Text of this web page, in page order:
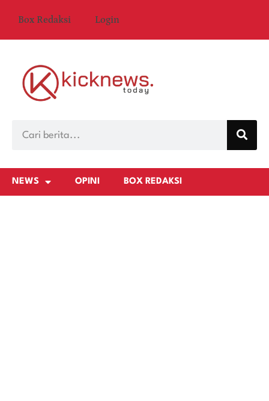
Box Redaksi Login
NEWS OPINI BOX REDAKSI